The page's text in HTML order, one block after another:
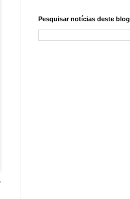
Pesquisar notícias deste blog